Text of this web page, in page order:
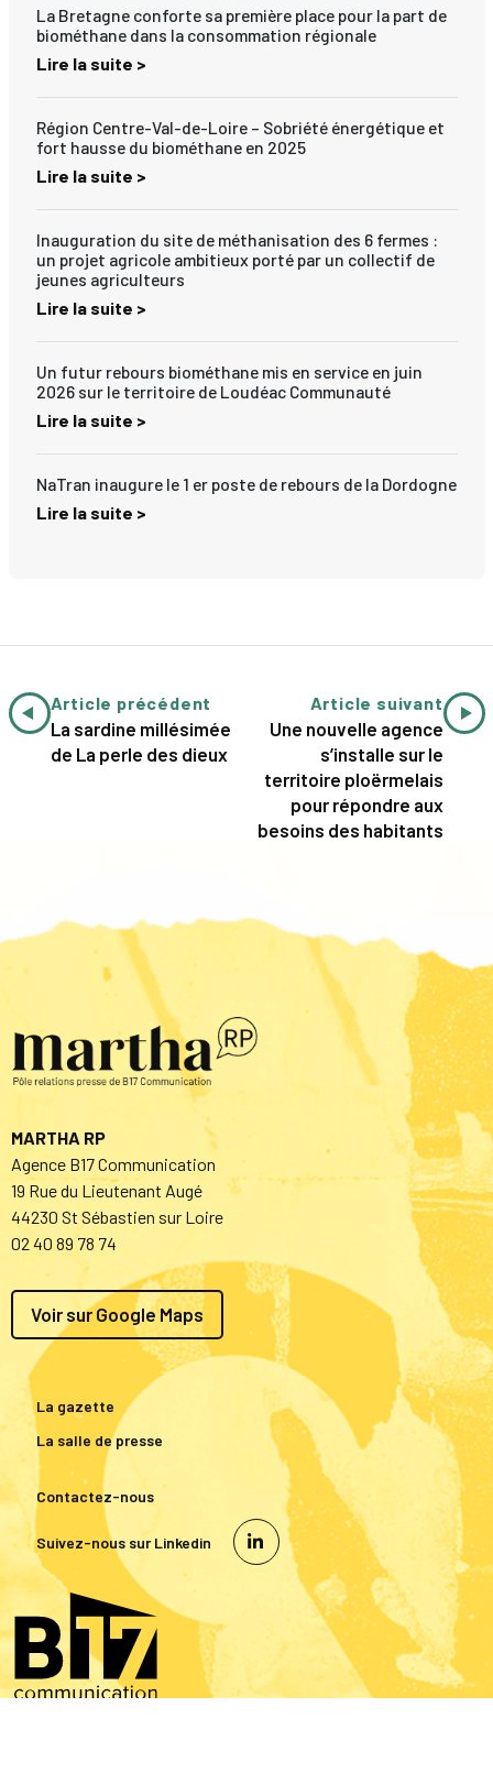
La Bretagne conforte sa première place pour la part de
biométhane dans la consommation régionale
Lire la suite >
Région Centre-Val-de-Loire – Sobriété énergétique et
fort hausse du biométhane en 2025
Lire la suite >
Inauguration du site de méthanisation des 6 fermes :
un projet agricole ambitieux porté par un collectif de
jeunes agriculteurs
Lire la suite >
Un futur rebours biométhane mis en service en juin
2026 sur le territoire de Loudéac Communauté
Lire la suite >
NaTran inaugure le 1 er poste de rebours de la Dordogne
Lire la suite >
Article précédent
La sardine millésimée
de La perle des dieux
Article suivant
Une nouvelle agence
s’installe sur le
territoire ploërmelais
pour répondre aux
besoins des habitants
MARTHA RP
Agence B17 Communication
19 Rue du Lieutenant Augé
44230 St Sébastien sur Loire
02 40 89 78 74
Voir sur Google Maps
La gazette
La salle de presse
Contactez-nous
Suivez-nous sur Linkedin